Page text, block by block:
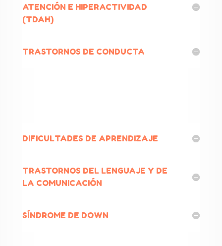
ATENCIÓN E HIPERACTIVIDAD
(TDAH)
TRASTORNOS DE CONDUCTA
DIFICULTADES DE APRENDIZAJE
TRASTORNOS DEL LENGUAJE Y DE
LA COMUNICACIÓN
SÍNDROME DE DOWN